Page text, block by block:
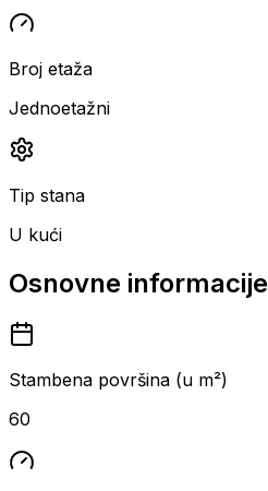
Broj etaža
Jednoetažni
Tip stana
U kući
Osnovne informacije
Stambena površina (u m²)
60